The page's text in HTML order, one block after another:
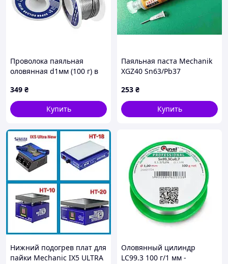
Проволока паяльная
оловянная d1мм (100 г) в
припой (сердечник из
канифоли). Припой с
канифолью
349 ₴
Купить
Паяльная паста Mechanik
XGZ40 Sn63/Pb37
253 ₴
Купить
Нижний подогрев плат для
пайки Mechanic IX5 ULTRA
Оловянный цилиндр
LC99.3 100 г/1 мм -